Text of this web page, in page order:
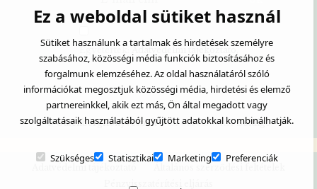
Egyetértek:Adatvédelmi tájékoztató
© GutenbergKönyvesbolt- Created withSoldigo
Adatvédelmi tájékoztató
Általános szerződési feltételek
Ez a weboldal sütiket használ
Sütiket használunk a tartalmak és hirdetések személyre
szabásához, közösségi média funkciók biztosításához és
forgalmunk elemzéséhez. Az oldal használatáról szóló
információkat megosztjuk közösségi média, hirdetési és elemző
partnereinkkel, akik ezt más, Ön által megadott vagy
szolgáltatásaik használatából gyűjtött adatokkal kombinálhatják.
Szükséges Statisztikai Marketing Preferenciák